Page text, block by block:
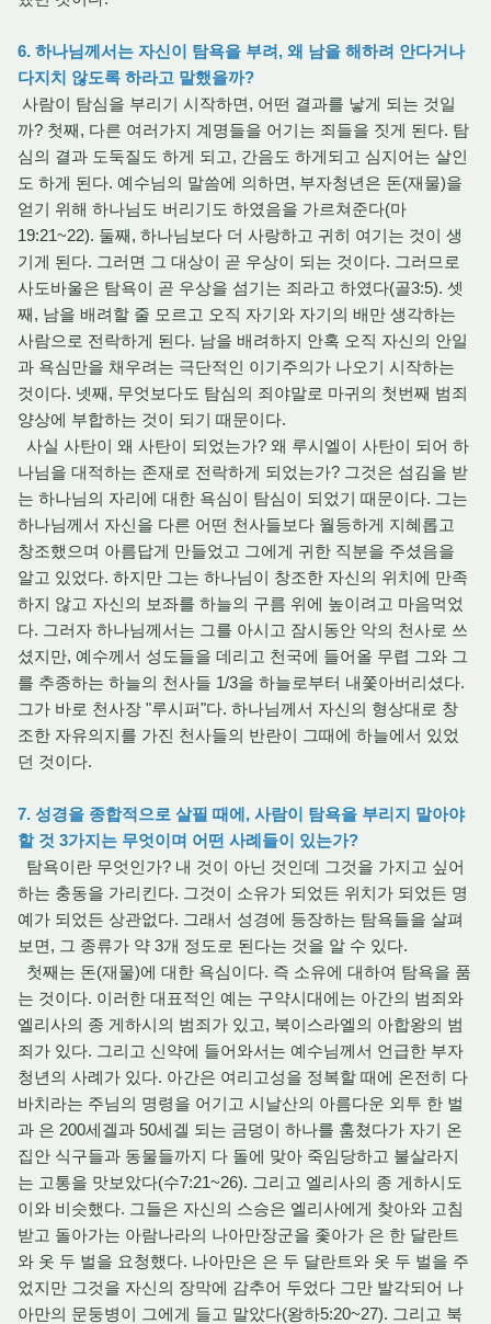
6. 하나님께서는 자신이 탐욕을 부려, 왜 남을 해하려 안다거나
다지치 않도록 하라고 말했을까?
사람이 탐심을 부리기 시작하면, 어떤 결과를 낳게 되는 것일
까? 첫째, 다른 여러가지 계명들을 어기는 죄들을 짓게 된다. 탐
심의 결과 도둑질도 하게 되고, 간음도 하게되고 심지어는 살인
도 하게 된다. 예수님의 말씀에 의하면, 부자청년은 돈(재물)을
얻기 위해 하나님도 버리기도 하였음을 가르쳐준다(마
19:21~22). 둘째, 하나님보다 더 사랑하고 귀히 여기는 것이 생
기게 된다. 그러면 그 대상이 곧 우상이 되는 것이다. 그러므로
사도바울은 탐욕이 곧 우상을 섬기는 죄라고 하였다(골3:5). 셋
째, 남을 배려할 줄 모르고 오직 자기와 자기의 배만 생각하는
사람으로 전락하게 된다. 남을 배려하지 안혹 오직 자신의 안일
과 욕심만을 채우려는 극단적인 이기주의가 나오기 시작하는
것이다. 넷째, 무엇보다도 탐심의 죄야말로 마귀의 첫번째 범죄
양상에 부합하는 것이 되기 때문이다.
사실 사탄이 왜 사탄이 되었는가? 왜 루시엘이 사탄이 되어 하
나님을 대적하는 존재로 전락하게 되었는가? 그것은 섬김을 받
는 하나님의 자리에 대한 욕심이 탐심이 되었기 때문이다. 그는
하나님께서 자신을 다른 어떤 천사들보다 월등하게 지혜롭고
창조했으며 아름답게 만들었고 그에게 귀한 직분을 주셨음을
알고 있었다. 하지만 그는 하나님이 창조한 자신의 위치에 만족
하지 않고 자신의 보좌를 하늘의 구름 위에 높이려고 마음먹었
다. 그러자 하나님께서는 그를 아시고 잠시동안 악의 천사로 쓰
셨지만, 예수께서 성도들을 데리고 천국에 들어올 무렵 그와 그
를 추종하는 하늘의 천사들 1/3을 하늘로부터 내쫓아버리셨다.
그가 바로 천사장 "루시퍼"다. 하나님께서 자신의 형상대로 창
조한 자유의지를 가진 천사들의 반란이 그때에 하늘에서 있었
던 것이다.
7. 성경을 종합적으로 살필 때에, 사람이 탐욕을 부리지 말아야
할 것 3가지는 무엇이며 어떤 사례들이 있는가?
탐욕이란 무엇인가? 내 것이 아닌 것인데 그것을 가지고 싶어
하는 충동을 가리킨다. 그것이 소유가 되었든 위치가 되었든 명
예가 되었든 상관없다. 그래서 성경에 등장하는 탐욕들을 살펴
보면, 그 종류가 약 3개 정도로 된다는 것을 알 수 있다.
첫째는 돈(재물)에 대한 욕심이다. 즉 소유에 대하여 탐욕을 품
는 것이다. 이러한 대표적인 예는 구약시대에는 아간의 범죄와
엘리사의 종 게하시의 범죄가 있고, 북이스라엘의 아합왕의 범
죄가 있다. 그리고 신약에 들어와서는 예수님께서 언급한 부자
청년의 사례가 있다. 아간은 여리고성을 정복할 때에 온전히 다
바치라는 주님의 명령을 어기고 시날산의 아름다운 외투 한 벌
과 은 200세겔과 50세겔 되는 금덩이 하나를 훔쳤다가 자기 온
집안 식구들과 동물들까지 다 돌에 맞아 죽임당하고 불살라지
는 고통을 맛보았다(수7:21~26). 그리고 엘리사의 종 게하시도
이와 비슷했다. 그들은 자신의 스승은 엘리사에게 찾아와 고침
받고 돌아가는 아람나라의 나아만장군을 좇아가 은 한 달란트
와 옷 두 벌을 요청했다. 나아만은 은 두 달란트와 옷 두 벌을 주
었지만 그것을 자신의 장막에 감추어 두었다 그만 발각되어 나
아만의 문둥병이 그에게 들고 말았다(왕하5:20~27). 그리고 북